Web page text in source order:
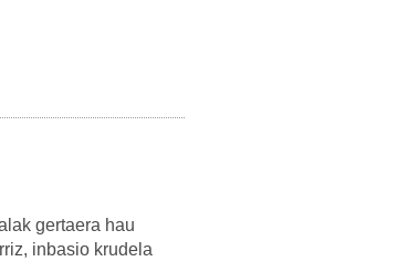
gertaera hau
inbasio krudela